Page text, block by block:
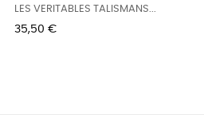
LES VERITABLES TALISMANS...
Prix
35,50 €